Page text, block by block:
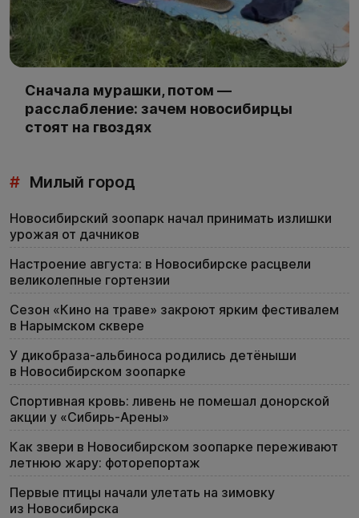
Сначала мурашки, потом —
расслабление: зачем новосибирцы
стоят на гвоздях
# Милый город
Новосибирский зоопарк начал принимать излишки
урожая от дачников
Настроение августа: в Новосибирске расцвели
великолепные гортензии
Сезон «Кино на траве» закроют ярким фестивалем
в Нарымском сквере
У дикобраза-альбиноса родились детёныши
в Новосибирском зоопарке
Спортивная кровь: ливень не помешал донорской
акции у «Сибирь-Арены»
Как звери в Новосибирском зоопарке переживают
летнюю жару: фоторепортаж
Первые птицы начали улетать на зимовку
из Новосибирска